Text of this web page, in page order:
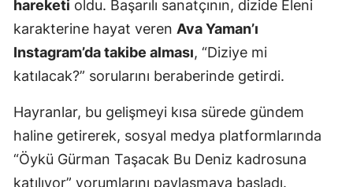
Muş
Nevşehir
Niğde
Ordu
Sakarya
hareketi oldu. Başarılı sanatçının, dizide Eleni
karakterine hayat veren Ava Yaman’ı
Instagram’da takibe alması, “Diziye mi
katılacak?” sorularını beraberinde getirdi.
Hayranlar, bu gelişmeyi kısa sürede gündem
haline getirerek, sosyal medya platformlarında
“Öykü Gürman Taşacak Bu Deniz kadrosuna
katılıyor” yorumlarını paylaşmaya başladı.